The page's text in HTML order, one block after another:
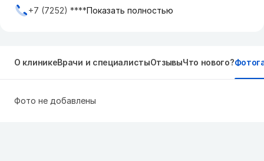
+7 (7252) ****Показать полностью
О клиникеВрачи и специалистыОтзывыЧто нового?
Фото не добавлены